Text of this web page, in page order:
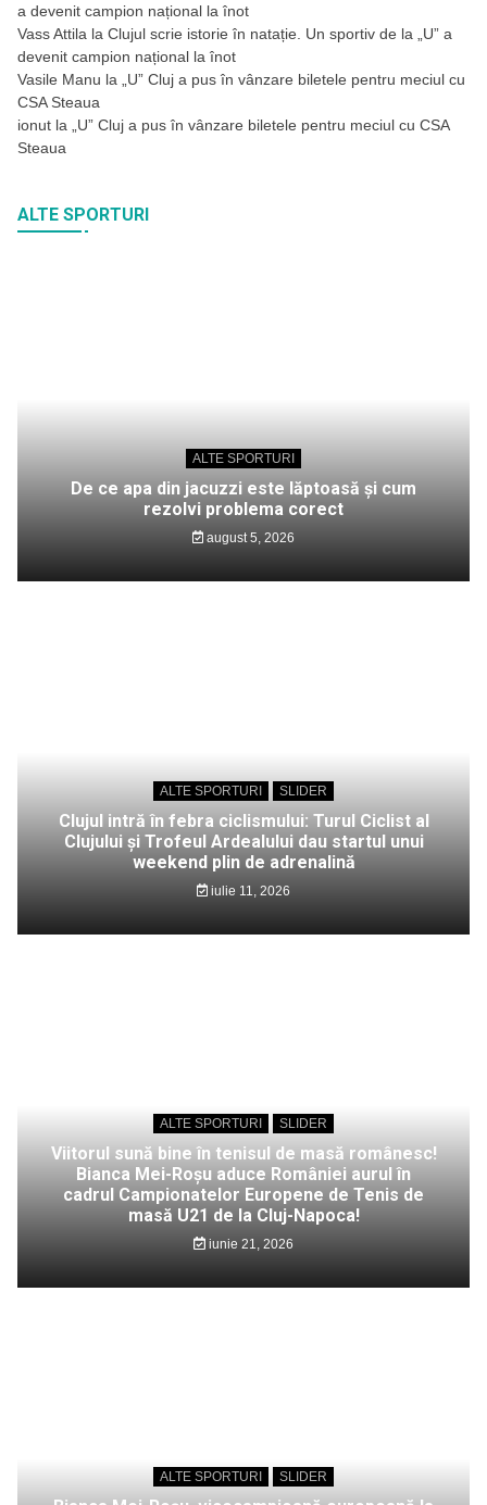
a devenit campion național la înot
Vass Attila la Clujul scrie istorie în natație. Un sportiv de la „U” a
devenit campion național la înot
Vasile Manu la
„U” Cluj a pus în vânzare biletele pentru meciul cu
CSA Steaua
ionut la
„U” Cluj a pus în vânzare biletele pentru meciul cu CSA
Steaua
ALTE SPORTURI
ALTE SPORTURI
De ce apa din jacuzzi este lăptoasă și cum
rezolvi problema corect
august 5, 2026
ALTE SPORTURI SLIDER
Clujul intră în febra ciclismului: Turul Ciclist al
Clujului și Trofeul Ardealului dau startul unui
weekend plin de adrenalină
iulie 11, 2026
ALTE SPORTURI SLIDER
Viitorul sună bine în tenisul de masă românesc!
Bianca Mei-Roșu aduce României aurul în
cadrul Campionatelor Europene de Tenis de
masă U21 de la Cluj-Napoca!
iunie 21, 2026
ALTE SPORTURI SLIDER